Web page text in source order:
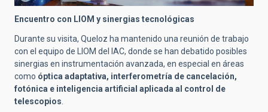
Encuentro con LIOM y sinergias tecnológicas
Durante su visita, Queloz ha mantenido una reunión de trabajo
con el equipo de LIOM del IAC, donde se han debatido posibles
sinergias en instrumentación avanzada, en especial en áreas
como óptica adaptativa, interferometría de cancelación,
fotónica e inteligencia artificial aplicada al control de
telescopios